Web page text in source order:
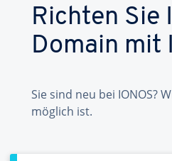
Richten Sie
Domain mit
Sie sind neu bei IONOS?
möglich ist.